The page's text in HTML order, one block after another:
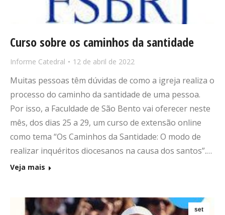
Curso sobre os caminhos da santidade
Informe Catedral 12 de abril de 2022
Muitas pessoas têm dúvidas de como a igreja realiza o
processo do caminho da santidade de uma pessoa.
Por isso, a Faculdade de São Bento vai oferecer neste
mês, dos dias 25 a 29, um curso de extensão online
como tema “Os Caminhos da Santidade: O modo de
realizar inquéritos diocesanos na causa dos santos”.…
Veja mais
set